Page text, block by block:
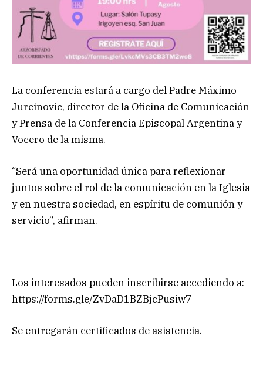
La conferencia estará a cargo del Padre Máximo
Jurcinovic, director de la Oficina de Comunicación
y Prensa de la Conferencia Episcopal Argentina y
Vocero de la misma.
“Será una oportunidad única para reflexionar
juntos sobre el rol de la comunicación en la Iglesia
y en nuestra sociedad, en espíritu de comunión y
servicio”, afirman.
Los interesados pueden inscribirse accediendo a:
https://forms.gle/ZvDaD1BZBjcPusiw7
Se entregarán certificados de asistencia.